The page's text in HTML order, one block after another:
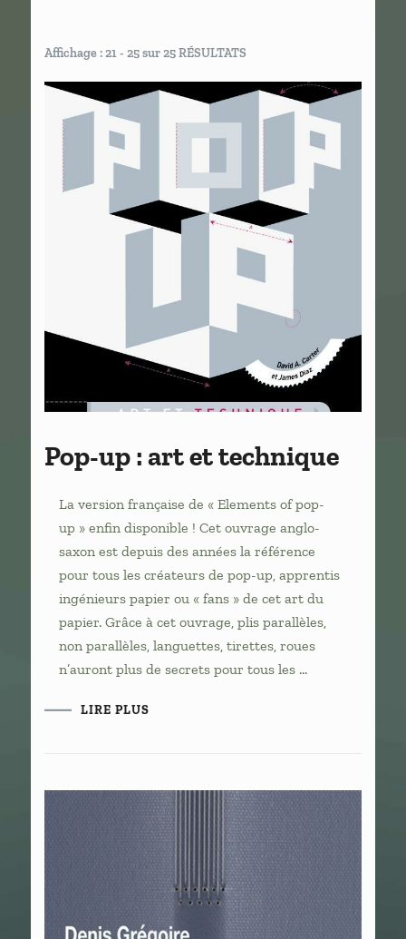
Affichage : 21 - 25 sur 25 RÉSULTATS
Pop-up : art et technique
La version française de « Elements of pop-
up » enfin disponible ! Cet ouvrage anglo-
saxon est depuis des années la référence
pour tous les créateurs de pop-up, apprentis
ingénieurs papier ou « fans » de cet art du
papier. Grâce à cet ouvrage, plis parallèles,
non parallèles, languettes, tirettes, roues
n’auront plus de secrets pour tous les …
LIRE PLUS